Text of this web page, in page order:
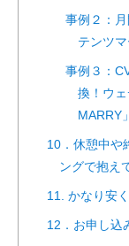
事例２：
テンツ
事例３：
換！ウ
MARRY
10．休憩中や
ングで抱え
11. かなり安
12．お申し込